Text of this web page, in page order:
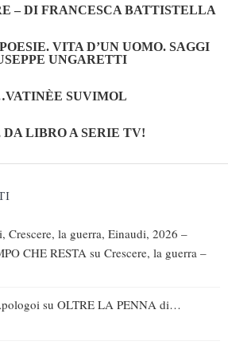
– DI FRANCESCA BATTISTELLA
VITA D’UN UOMO. SAGGI
UNGARETTI
SUVIMOL
LIBRO A SERIE TV!
Crescere, la guerra, Einaudi, 2026 –
CHE RESTA su Crescere, la guerra –
su OLTRE LA PENNA di…